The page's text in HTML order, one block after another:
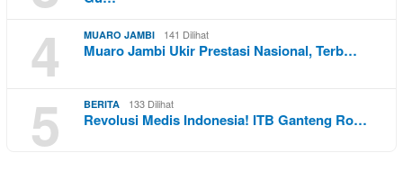
4 MUARO JAMBI 141 Dilihat
Muaro Jambi Ukir Prestasi Nasional, Terb…
5 BERITA 133 Dilihat
Revolusi Medis Indonesia! ITB Ganteng Ro…